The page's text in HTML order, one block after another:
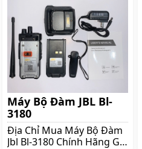
kiểm chứng và đáp ứng
tiêu chuẩn MIL STD 810
Máy thích hợp được sử
dụng cho các nhà hàng
khách sạn phòng karaoke
Cùng tìm hiểu sản phẩm
tại shoppos bên dưới
Máy Bộ Đàm JBL Bl-
3180
Địa Chỉ Mua Máy Bộ Đàm
Jbl Bl-3180 Chính Hãng Giá